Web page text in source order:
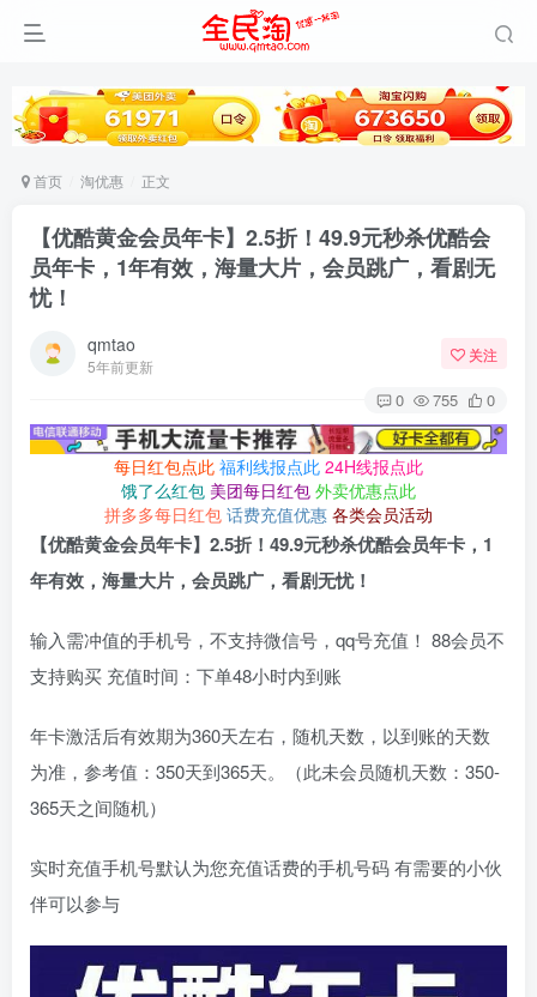
首页 淘优惠 正文
【优酷黄金会员年卡】2.5折！49.9元秒杀优酷会
员年卡，1年有效，海量大片，会员跳广，看剧无
忧！
qmtao
5年前更新
关注
0 755 0
每日红包点此 福利线报点此 24H线报点此
饿了么红包 美团每日红包 外卖优惠点此
拼多多每日红包 话费充值优惠 各类会员活动
【优酷黄金会员年卡】2.5折！49.9元秒杀优酷会员年卡，1
年有效，海量大片，会员跳广，看剧无忧！
输入需冲值的手机号，不支持微信号，qq号充值！ 88会员不
支持购买 充值时间：下单48小时内到账
年卡激活后有效期为360天左右，随机天数，以到账的天数
为准，参考值：350天到365天。（此未会员随机天数：350-
365天之间随机）
实时充值手机号默认为您充值话费的手机号码 有需要的小伙
伴可以参与